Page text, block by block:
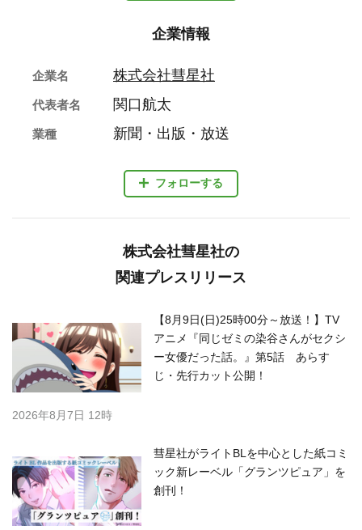
企業情報
フォローする
企業名 株式会社彗星社
代表者名 関口航太
業種 新聞・出版・放送
株式会社彗星社の
関連プレスリリース
【8月9日(日)25時00分～放送！】TV
アニメ『同じゼミの染谷さんがセクシ
ー女優だった話。』第5話 あらす
じ・先行カット公開！
2026年8月7日 12時
彗星社がライトBLを中心とした紙コミ
ック新レーベル「グランツピュア」を
創刊！